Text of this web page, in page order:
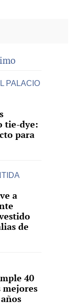
PALACIO
tie-dye:
para
a
de
40
mejores